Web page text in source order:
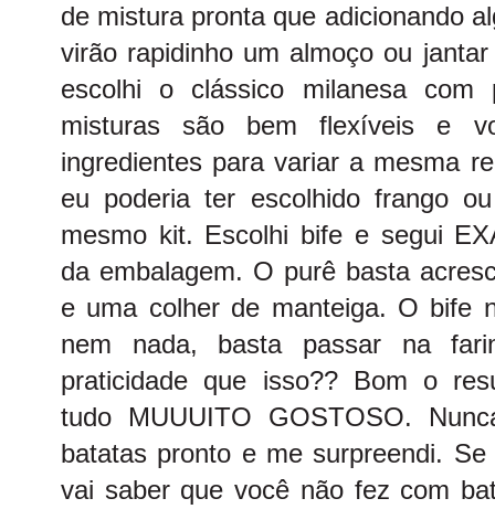
de mistura pronta que adicionando
virão rapidinho um almoço ou
escolhi o clássico milanesa
misturas são bem flexíveis e
ingredientes para variar a mesma
eu poderia ter escolhido frango
mesmo kit. Escolhi bife e segui
da embalagem. O purê basta
e uma colher de manteiga. O bife
nem nada, basta passar na
praticidade que isso?? Bom o
tudo MUUUITO GOSTOSO.
batatas pronto e me surpreendi.
vai saber que você não fez com